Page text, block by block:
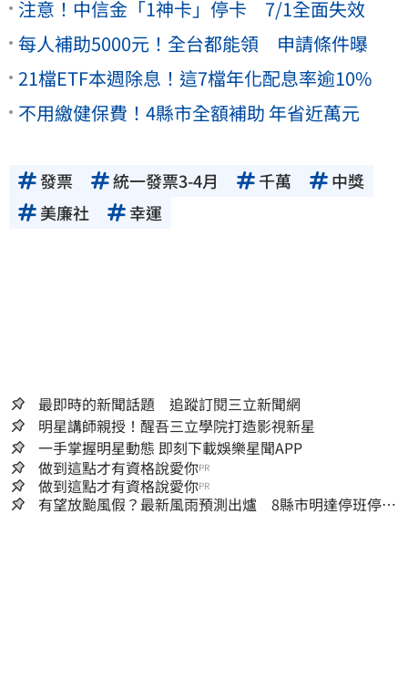
注意！中信金「1神卡」停卡 7/1全面失效
每人補助5000元！全台都能領 申請條件曝
21檔ETF本週除息！這7檔年化配息率逾10%
不用繳健保費！4縣市全額補助 年省近萬元
發票 統一發票3-4月 千萬
中獎
美廉社
幸運
最即時的新聞話題 追蹤訂閱三立新聞網
明星講師親授！醒吾三立學院打造影視新星
一手掌握明星動態 即刻下載娛樂星聞APP
做到這點才有資格說愛你PR
做到這點才有資格說愛你PR
有望放颱風假？最新風雨預測出爐 8縣市明達停班停課